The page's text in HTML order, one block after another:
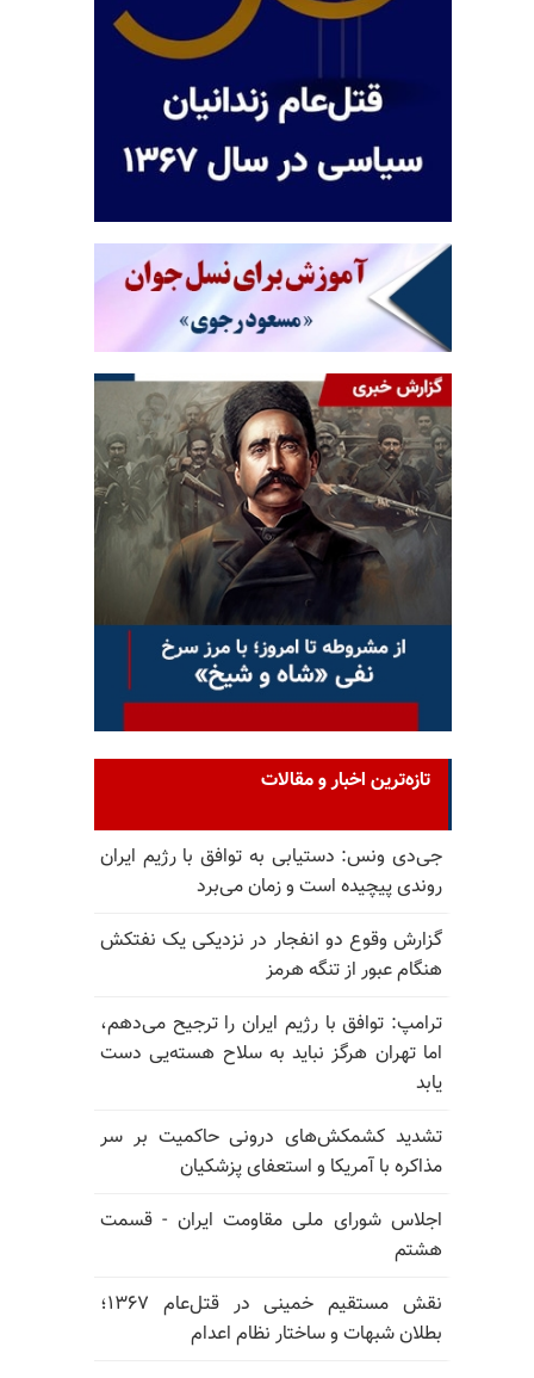
تازه‌ترین اخبار و مقالات
جی‌دی ونس: دستیابی به توافق با رژیم ایران
روندی پیچیده است و زمان می‌برد
گزارش وقوع دو انفجار در نزدیکی یک نفتکش
هنگام عبور از تنگه هرمز
ترامپ: توافق با رژیم ایران را ترجیح می‌دهم،
اما تهران هرگز نباید به سلاح هسته‌یی دست
یابد
تشدید کشمکش‌های درونی حاکمیت بر سر
مذاکره با آمریکا و استعفای پزشکیان
اجلاس شورای ملی مقاومت ایران - قسمت
هشتم
نقش مستقیم خمینی در قتل‌عام ۱۳۶۷؛
بطلان شبهات و ساختار نظام اعدام